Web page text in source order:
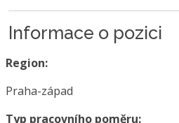
Informace o pozici
Region:
Praha-západ
Typ pracovního poměru: